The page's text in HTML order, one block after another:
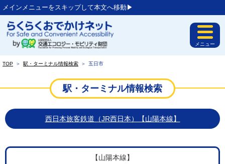
メインメニューをスキップして本文へ移動▶︎
メニュー
TOP ＞ 駅・ターミナル情報検索 ＞ 五日市
駅・ターミナル情報検索
西日本旅客鉄道（JR西日本）【山陽本線】
【山陽本線】